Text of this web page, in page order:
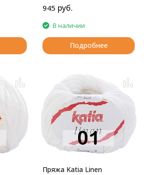
945 руб.
В наличии
Подробнее
Пряжа Katia Linen